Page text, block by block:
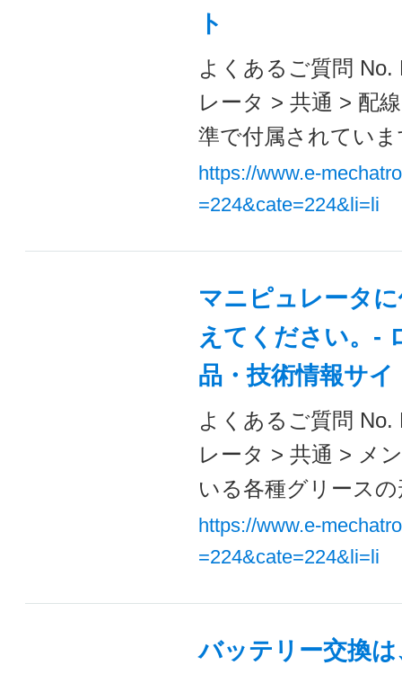
ト
よくあるご質問
レータ > 共通 > 配
準で付属されてい
https://www.e-
=224&cate=224&li=li
マニピュレータ
えてください。-
品・技術情報サイ
よくあるご質問
レータ > 共通 > メ
いる各種グリース
https://www.e-
=224&cate=224&li=li
バッテリー交換